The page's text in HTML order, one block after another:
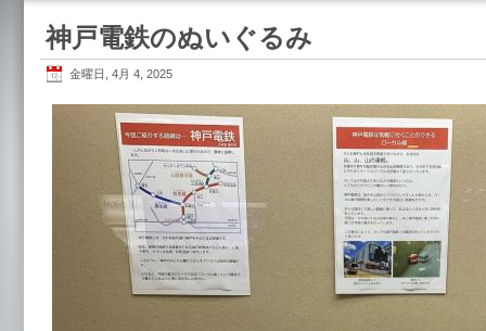
神戸電鉄のぬいぐるみ
金曜日, 4月 4, 2025